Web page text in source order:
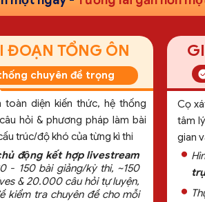
chuyên đề trọng
ĐOẠN TỔNG ÔN
động kết hợp livestream
- 150 bài giảng/kỳ thi, ~150
& 20.000 câu hỏi tự luyện,
kiểm tra chuyên đề cho mỗi
toàn diện kiến thức, hệ thống
hỏi & phương pháp làm bài
trúc/độ khó của từng kì thi
Cọ
tâm
gian